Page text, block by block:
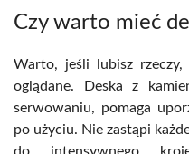
Czy warto mieć
Warto, jeśli lubisz
oglądane. Deska z
serwowaniu, pomaga
po użyciu. Nie zastąpi